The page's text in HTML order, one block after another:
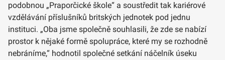
podobnou „Praporčické škole“ a soustředit tak kariérové
vzdělávání příslušníků britských jednotek pod jednu
instituci. „Oba jsme společně souhlasili, že zde se nabízí
prostor k nějaké formě spolupráce, které my se rozhodně
nebráníme,“ hodnotil společné setkání náčelník úseku